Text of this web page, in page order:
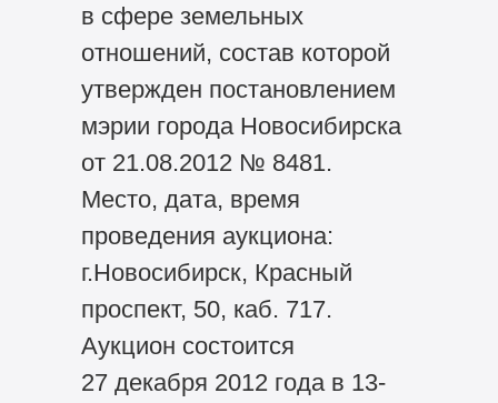
в сфере земельных
отношений, состав которой
утвержден постановлением
мэрии города Новосибирска
от 21.08.2012 № 8481.
Место, дата, время
проведения аукциона:
г.Новосибирск, Красный
проспект, 50, каб. 717.
Аукцион состоится
27 декабря 2012 года в 13-